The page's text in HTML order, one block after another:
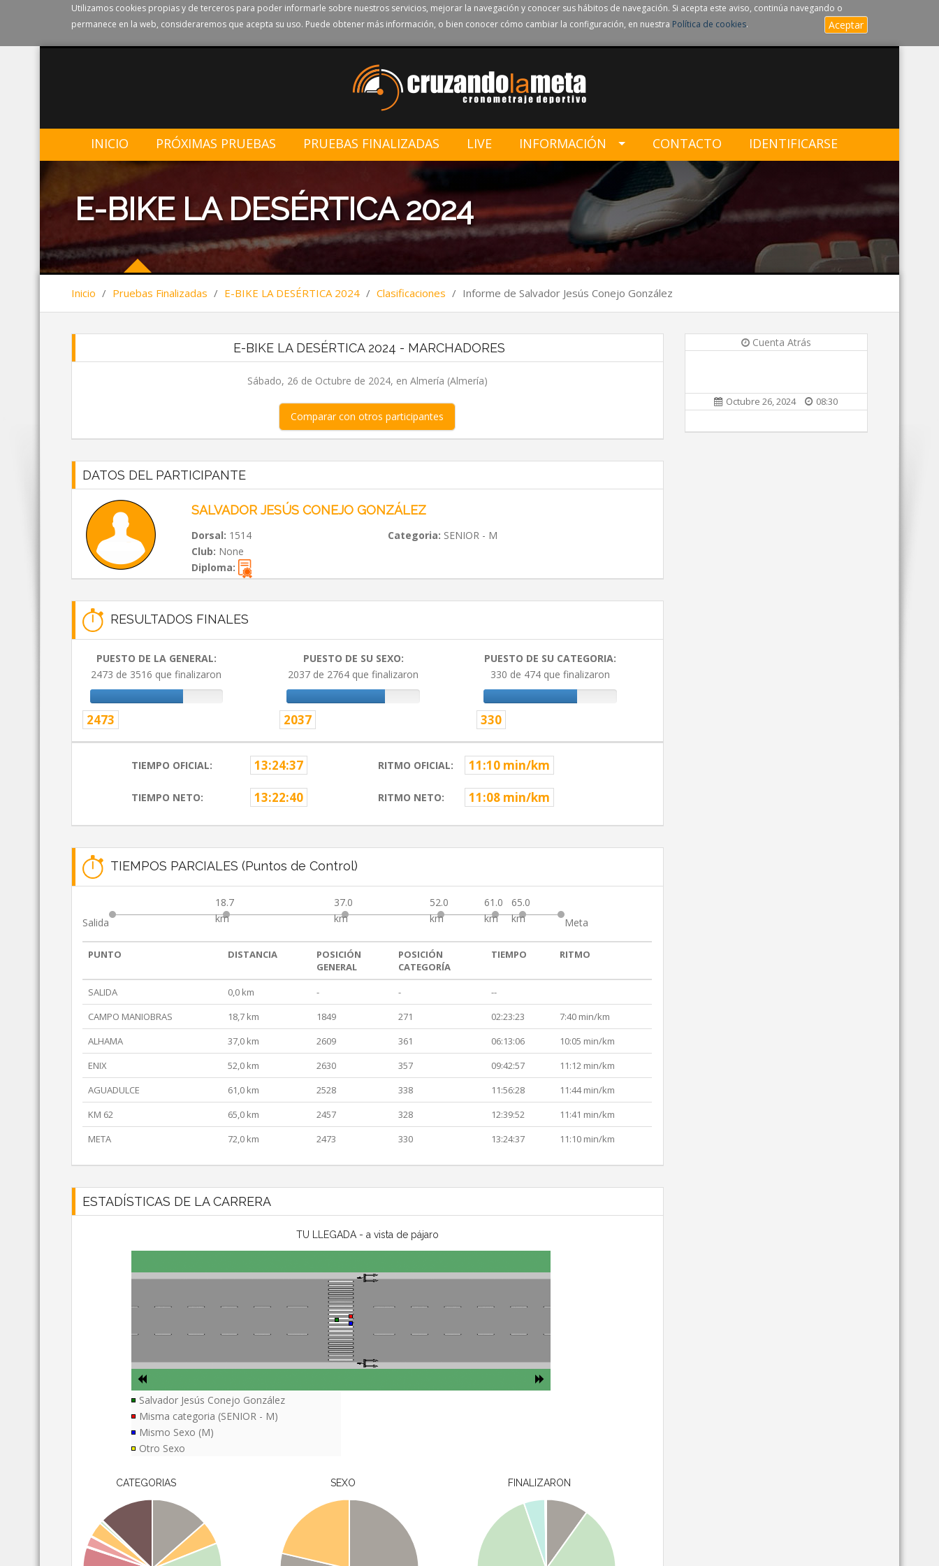
Utilizamos cookies propias y de terceros para poder informarle sobre nuestros servicios, mejorar la navegación y conocer sus hábitos de navegación. Si acepta este aviso, continúa navegando o
permanece en la web, consideraremos que acepta su uso. Puede obtener más información, o bien conocer cómo cambiar la configuración, en nuestra Política de cookies. Aceptar
INICIO PRÓXIMAS PRUEBAS PRUEBAS FINALIZADAS LIVE INFORMACIÓN CONTACTO IDENTIFICARSE
E-BIKE LA DESÉRTICA 2024
Inicio / Pruebas Finalizadas / E-BIKE LA DESÉRTICA 2024 / Clasificaciones / Informe de Salvador Jesús Conejo González
E-BIKE LA DESÉRTICA 2024 - MARCHADORES
Sábado, 26 de Octubre de 2024, en Almería (Almería)
Comparar con otros participantes
DATOS DEL PARTICIPANTE
SALVADOR JESÚS CONEJO GONZÁLEZ
Dorsal: 1514 Categoria: SENIOR - M
Club: None
Diploma:
RESULTADOS FINALES
PUESTO DE LA GENERAL:
2473 de 3516 que finalizaron
2473
PUESTO DE SU SEXO:
2037 de 2764 que finalizaron
2037
PUESTO DE SU CATEGORIA:
330 de 474 que finalizaron
330
TIEMPO OFICIAL: 13:24:37 RITMO OFICIAL: 11:10 min/km
TIEMPO NETO: 13:22:40 RITMO NETO: 11:08 min/km
TIEMPOS PARCIALES (Puntos de Control)
Salida
18.7
km
37.0
km
52.0
km
61.0
km
65.0
km
Meta
PUNTO DISTANCIA
POSICIÓN
GENERAL
POSICIÓN
CATEGORÍA
TIEMPO RITMO
SALIDA 0,0 km - -
--
CAMPO MANIOBRAS
18,7 km 1849 271 02:23:23
7:40 min/km
ALHAMA
37,0 km 2609 361 06:13:06
10:05 min/km
ENIX
52,0 km 2630 357 09:42:57
11:12 min/km
AGUADULCE
61,0 km 2528 338 11:56:28
11:44 min/km
KM 62
65,0 km 2457 328 12:39:52
11:41 min/km
META
72,0 km 2473 330 13:24:37 11:10 min/km
ESTADÍSTICAS DE LA CARRERA
TU LLEGADA - a vista de pájaro
Salvador Jesús Conejo González
Misma categoria (SENIOR - M)
Mismo Sexo (M)
Otro Sexo
CATEGORIAS SEXO FINALIZARON
Cuenta Atrás
Octubre 26, 2024 08:30